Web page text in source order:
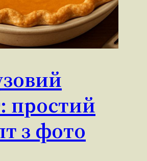
простий
з фото